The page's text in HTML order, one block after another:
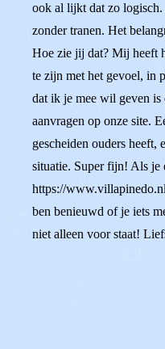
ook al lijkt dat zo
zonder tranen. Het
Hoe zie jij dat? Mij heeft
te zijn met het gevoel, in
dat ik je mee wil geven
aanvragen op onze site.
gescheiden ouders heeft,
situatie. Super fijn! Als
https://
ben benieuwd of je iets
niet alleen voor staat!